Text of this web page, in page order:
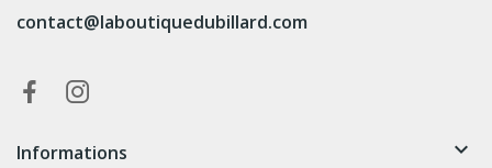
contact@laboutiquedubillard.com
Informations 